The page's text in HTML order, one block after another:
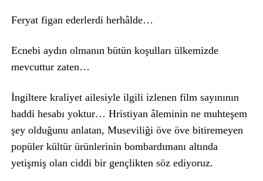
Feryat figan ederlerdi herhâlde…
Ecnebi aydın olmanın bütün koşulları ülkemizde
mevcuttur zaten…
İngiltere kraliyet ailesiyle ilgili izlenen film sayınının
haddi hesabı yoktur… Hristiyan âleminin ne muhteşem
şey olduğunu anlatan, Museviliği öve öve bitiremeyen
popüler kültür ürünlerinin bombardımanı altında
yetişmiş olan ciddi bir gençlikten söz ediyoruz.